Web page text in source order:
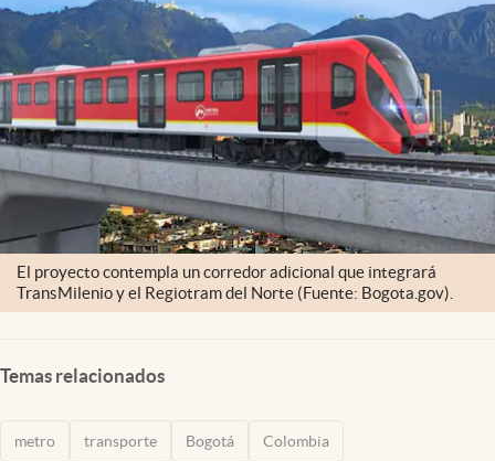
El proyecto contempla un corredor adicional que integrará
TransMilenio y el Regiotram del Norte (Fuente: Bogota.gov).
Temas relacionados
metro transporte Bogotá Colombia